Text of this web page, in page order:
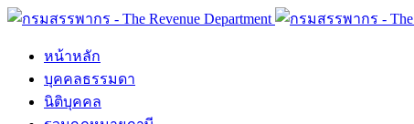
หน้าหลัก
บุคคลธรรมดา
นิติบุคคล